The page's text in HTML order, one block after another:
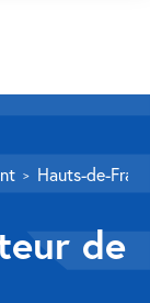
Hauts-de-
de